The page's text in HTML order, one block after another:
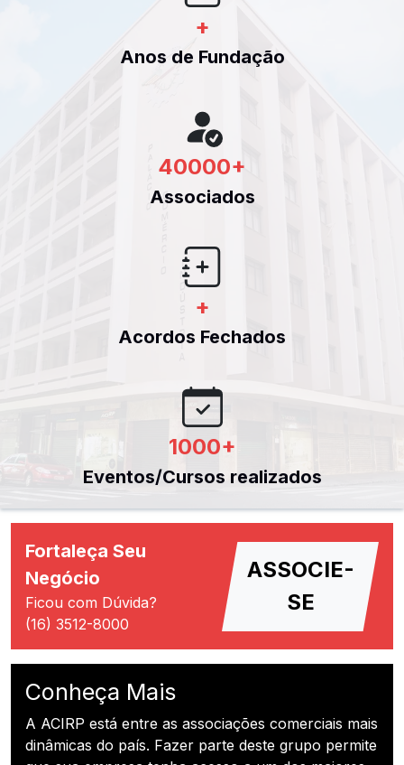
+
Anos de Fundação
40000+
Associados
+
Acordos Fechados
1000+
Eventos/Cursos realizados
Fortaleça Seu
Negócio
Ficou com Dúvida?
(16) 3512-8000
ASSOCIE-
SE
Conheça Mais
A ACIRP está entre as associações comerciais mais
dinâmicas do país. Fazer parte deste grupo permite